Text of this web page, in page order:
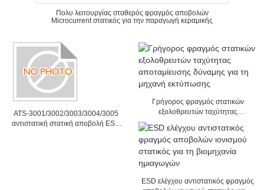
Πολυ λειτουργίας σταθερός φραγμός αποβολών
Microcurrent στατικός για την παραγωγή κεραμικής
ATS-3001/3002/3003/3004/3005
αντιστατική στατική αποβολή ESD
Γρήγορος φραγμός στατικών
εξολοθρευτών ταχύτητας
μηχανή εκτύπωσης
ESD ελέγχου αντιστατικός φραγμός